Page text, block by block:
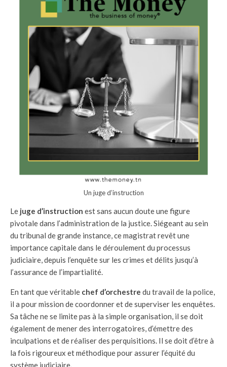
Un juge d’instruction
Le juge d’instruction est sans aucun doute une figure
pivotale dans l’administration de la justice. Siégeant au sein
du tribunal de grande instance, ce magistrat revêt une
importance capitale dans le déroulement du processus
judiciaire, depuis l’enquête sur les crimes et délits jusqu’à
l’assurance de l’impartialité.
En tant que véritable chef d’orchestre du travail de la police,
il a pour mission de coordonner et de superviser les enquêtes.
Sa tâche ne se limite pas à la simple organisation, il se doit
également de mener des interrogatoires, d’émettre des
inculpations et de réaliser des perquisitions. Il se doit d’être à
la fois rigoureux et méthodique pour assurer l’équité du
système judiciaire.